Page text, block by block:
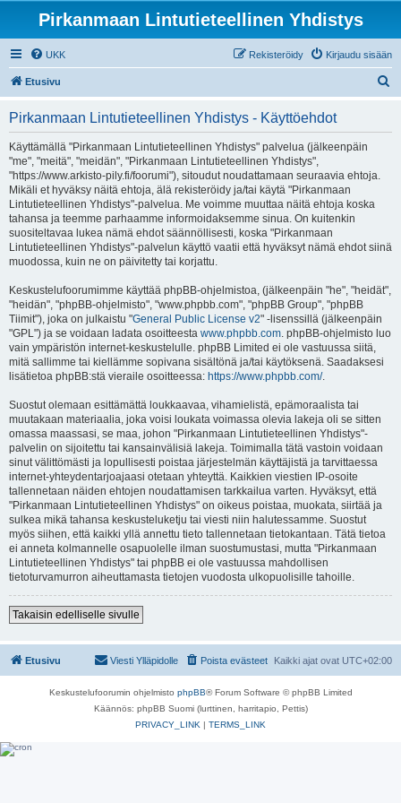
Pirkanmaan Lintutieteellinen Yhdistys
UKK Kirjaudu sisään
Rekisteröidy
Etusivu
Pirkanmaan Lintutieteellinen Yhdistys - Käyttöehdot
Käyttämällä "Pirkanmaan Lintutieteellinen Yhdistys" palvelua (jälkeenpäin
"me", "meitä", "meidän", "Pirkanmaan Lintutieteellinen Yhdistys",
"https://www.arkisto-pily.fi/foorumi"), sitoudut noudattamaan seuraavia ehtoja.
Mikäli et hyväksy näitä ehtoja, älä rekisteröidy ja/tai käytä "Pirkanmaan
Lintutieteellinen Yhdistys"-palvelua. Me voimme muuttaa näitä ehtoja koska
tahansa ja teemme parhaamme informoidaksemme sinua. On kuitenkin
suositeltavaa lukea nämä ehdot säännöllisesti, koska "Pirkanmaan
Lintutieteellinen Yhdistys"-palvelun käyttö vaatii että hyväksyt nämä ehdot siinä
muodossa, kuin ne on päivitetty tai korjattu.
Keskustelufoorumimme käyttää phpBB-ohjelmistoa, (jälkeenpäin "he", "heidät",
"heidän", "phpBB-ohjelmisto", "www.phpbb.com", "phpBB Group", "phpBB
Tiimit"), joka on julkaistu "General Public License v2" -lisenssillä (jälkeenpäin
"GPL") ja se voidaan ladata osoitteesta www.phpbb.com. phpBB-ohjelmisto luo
vain ympäristön internet-keskustelulle. phpBB Limited ei ole vastuussa siitä,
mitä sallimme tai kiellämme sopivana sisältönä ja/tai käytöksenä. Saadaksesi
lisätietoa phpBB:stä vieraile osoitteessa: https://www.phpbb.com/.
Suostut olemaan esittämättä loukkaavaa, vihamielistä, epämoraalista tai
muutakaan materiaalia, joka voisi loukata voimassa olevia lakeja oli se sitten
omassa maassasi, se maa, johon "Pirkanmaan Lintutieteellinen Yhdistys"-
palvelin on sijoitettu tai kansainvälisiä lakeja. Toimimalla tätä vastoin voidaan
sinut välittömästi ja lopullisesti poistaa järjestelmän käyttäjistä ja tarvittaessa
internet-yhteydentarjoajaasi otetaan yhteyttä. Kaikkien viestien IP-osoite
tallennetaan näiden ehtojen noudattamisen tarkkailua varten. Hyväksyt, että
"Pirkanmaan Lintutieteellinen Yhdistys" on oikeus poistaa, muokata, siirtää ja
sulkea mikä tahansa keskusteluketju tai viesti niin halutessamme. Suostut
myös siihen, että kaikki yllä annettu tieto tallennetaan tietokantaan. Tätä tietoa
ei anneta kolmannelle osapuolelle ilman suostumustasi, mutta "Pirkanmaan
Lintutieteellinen Yhdistys" tai phpBB ei ole vastuussa mahdollisen
tietoturvamurron aiheuttamasta tietojen vuodosta ulkopuolisille tahoille.
Takaisin edelliselle sivulle
Etusivu Kaikki ajat ovat UTC+02:00
Poista evästeet
Viesti Ylläpidolle
Keskustelufoorumin ohjelmisto phpBB® Forum Software © phpBB Limited
Käännös: phpBB Suomi (lurttinen, harritapio, Pettis)
PRIVACY_LINK | TERMS_LINK